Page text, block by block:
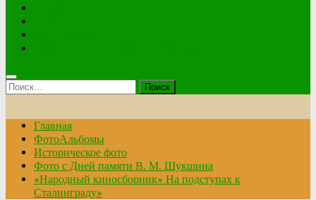
Найти:
Главная
ФотоАльбомы
Историческое фото
Фото с Дней памяти В. М. Шукшина
«Народный киносборник» На подступах к
Сталинграду»